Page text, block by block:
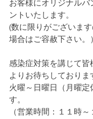
お客様にオリジナルバ
ントいたします。
(数に限りがございま
場合はご容赦下さい。
感染症対策を講じて皆
よりお待ちしておりま
火曜～日曜日（月曜定
す。
（営業時間：１１時～